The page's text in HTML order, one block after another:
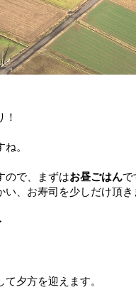
。
ので、まずはお昼ごはんで
い、お寿司を少しだけ頂き
夕方を迎えます。